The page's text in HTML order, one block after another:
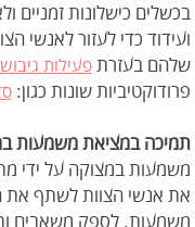
בכשלים כישלונות זמניים
ועידוד כדי לעזור לאנשי
שלהם בעזרתפעילות
פרודוקטיביות שונות כגון:
תמיכה במציאת משמעות
משמעות במצוקה על ידי
את אנשי הצוות לשתף את
משמעות. לספק משאבים